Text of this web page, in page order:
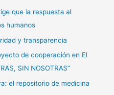
que la respuesta al
humanos
y transparencia
de cooperación en El
SIN NOSOTRAS”
el repositorio de medicina